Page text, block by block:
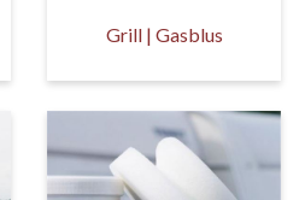
Grill | Gasblus